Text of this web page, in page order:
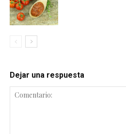
Dejar una respuesta